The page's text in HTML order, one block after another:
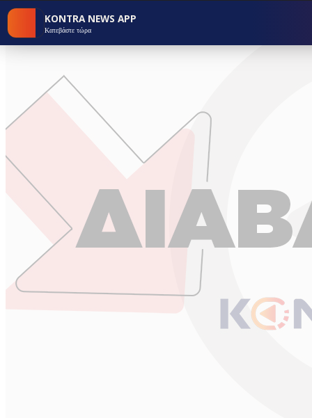
KONTRA NEWS APP
Κατεβάστε τώρα